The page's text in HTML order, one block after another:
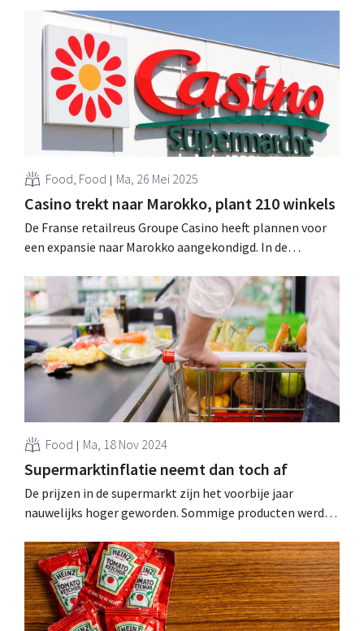
Food, Food Ma, 26 Mei 2025
Casino trekt naar Marokko, plant 210 winkels
De Franse retailreus Groupe Casino heeft plannen voor
een expansie naar Marokko aangekondigd. In de
de enseignes Franprix en Monoprix openen, dankzij een
samenwerking met een lokale investeerder. .
Food Ma, 18 Nov 2024
Supermarktinflatie neemt dan toch af
De prijzen in de supermarkt zijn het voorbije jaar
nauwelijks hoger geworden. Sommige producten werden
van de supermarktprijzen eindelijk een einde lijkt te
komen. .